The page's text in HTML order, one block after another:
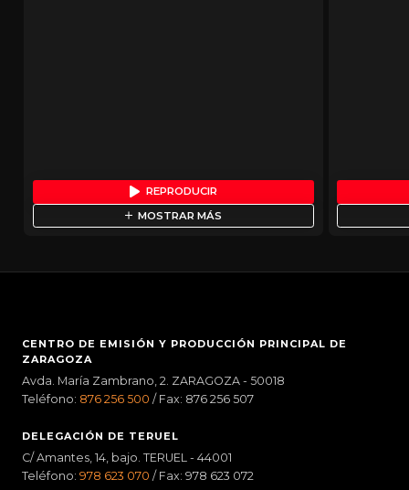
REPRODUCIR
MOSTRAR MÁS
CENTRO DE EMISIÓN Y PRODUCCIÓN PRINCIPAL DE
ZARAGOZA
Avda. María Zambrano, 2. ZARAGOZA - 50018
Teléfono: 876 256 500 / Fax: 876 256 507
DELEGACIÓN DE TERUEL
C/ Amantes, 14, bajo. TERUEL - 44001
Teléfono: 978 623 070 / Fax: 978 623 072